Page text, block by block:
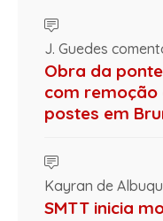
J. Guedes
Obra da
com remoção
postes em
Kayran de
SMTT inicia